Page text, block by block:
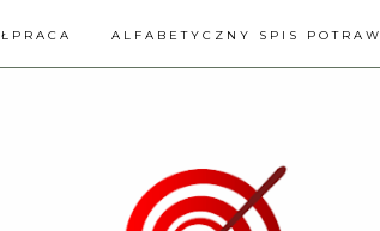
ALFABETYCZNY SPIS POTRAW